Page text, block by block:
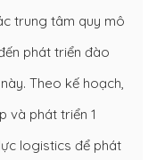
trung tâm quy mô
phát triển đào
Theo kế hoạch,
và phát triển 1
logistics để phát